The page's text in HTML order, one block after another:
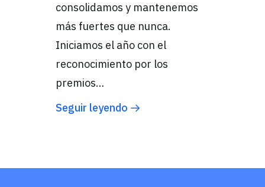
consolidamos y mantenemos
más fuertes que nunca.
Iniciamos el año con el
reconocimiento por los
premios…
Seguir leyendo